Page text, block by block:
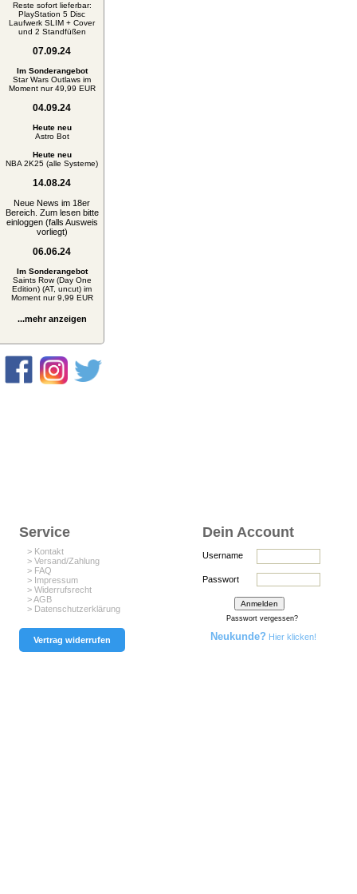
Reste sofort lieferbar:
PlayStation 5 Disc
Laufwerk SLIM + Cover
und 2 Standfüßen
07.09.24
Im Sonderangebot
Star Wars Outlaws im
Moment nur 49,99 EUR
04.09.24
Heute neu
Astro Bot
Heute neu
NBA 2K25 (alle Systeme)
14.08.24
Neue News im 18er
Bereich. Zum lesen bitte
einloggen (falls Ausweis
vorliegt)
06.06.24
Im Sonderangebot
Saints Row (Day One
Edition) (AT, uncut) im
Moment nur 9,99 EUR
...mehr anzeigen
Service
> Kontakt
> Versand/Zahlung
> FAQ
> Impressum
> Widerrufsrecht
> AGB
> Datenschutzerklärung
Vertrag widerrufen
Dein Account
Username
Passwort
Passwort vergessen?
Neukunde? Hier klicken!